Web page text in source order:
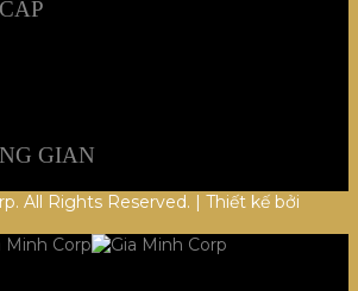
GIAN
All Rights Reserved. | Thiết kế bởi